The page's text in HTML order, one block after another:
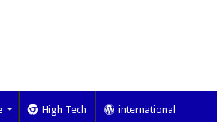
High Tech international